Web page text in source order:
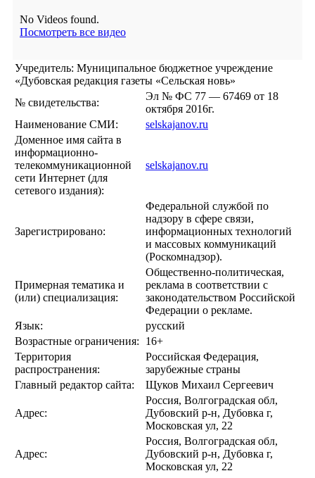
No Videos found.
Посмотреть все видео
Учредитель: Муниципальное бюджетное учреждение
«Дубовская редакция газеты «Сельская новь»
№ свидетельства:
Эл № ФС 77 — 67469 от 18
октября 2016г.
Наименование СМИ:
selskajanov.ru
Доменное имя сайта в
информационно-
телекоммуникационной
сети Интернет (для
сетевого издания):
selskajanov.ru
Зарегистрировано:
Федеральной службой по
надзору в сфере связи,
информационных технологий
и массовых коммуникаций
(Роскомнадзор).
Примерная тематика и
(или) специализация:
Общественно-политическая,
реклама в соответствии с
законодательством Российской
Федерации о рекламе.
Язык:
русский
Возрастные ограничения:
16+
Территория
распространения:
Российская Федерация,
зарубежные страны
Главный редактор сайта:
Щуков Михаил Сергеевич
Адрес:
Россия, Волгоградская обл,
Дубовский р-н, Дубовка г,
Московская ул, 22
Адрес:
Россия, Волгоградская обл,
Дубовский р-н, Дубовка г,
Московская ул, 22